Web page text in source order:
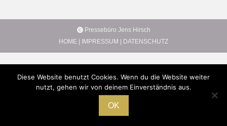
Pressebüro Jens Hirsch
HOME
IMPRESSUM DATENSCHUTZ
Diese Website benutzt Cookies. Wenn du die Website weiter
nutzt, gehen wir von deinem Einverständnis aus.
OK